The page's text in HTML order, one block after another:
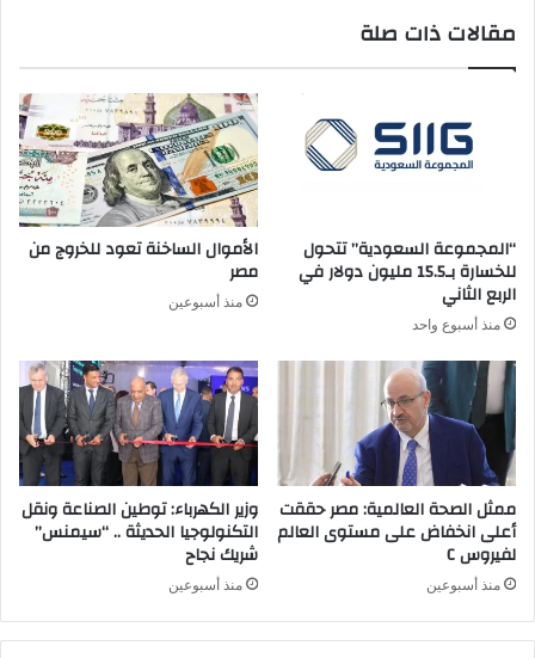
فرق
مقالات ذات صلة
“المجموعة السعودية” تتحول
للخسارة بـ15.5 مليون دولار في
الربع الثاني
منذ أسبوع واحد
الأموال الساخنة تعود للخروج من
مصر
منذ أسبوعين
ممثل الصحة العالمية: مصر حققت
أعلى انخفاض على مستوى العالم
لفيروس C
منذ أسبوعين
وزير الكهرباء: توطين الصناعة ونقل
التكنولوجيا الحديثة .. “سيمنس”
شريك نجاح
منذ أسبوعين